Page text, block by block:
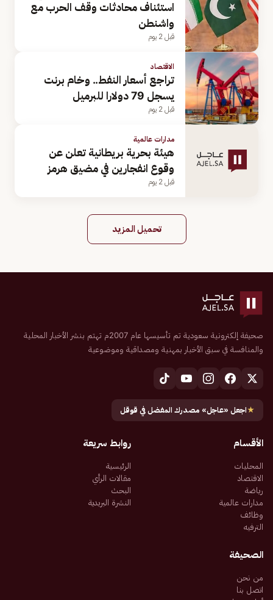
استئناف محادثات وقف الحرب مع
واشنطن
قبل 2 يوم
الاقتصاد
تراجع أسعار النفط.. وخام برنت
يسجل 79 دولارا للبرميل
قبل 2 يوم
مدارات عالمية
هيئة بحرية بريطانية تعلن عن
وقوع انفجارين في مضيق هرمز
قبل 2 يوم
تحميل المزيد
صحيفة إلكترونية سعودية تم تأسيسها عام 2007م تهتم بنشر الأخبار المحلية
والمنافسة في سبق الأخبار بمهنية ومصداقية وموضوعية
★اجعل «عاجل» مصدرك المفضل في قوقل
الأقسام
المحليات
الاقتصاد
رياضة
مدارات عالمية
وظائف
الترفيه
روابط سريعة
الرئيسية
مقالات الرأي
البحث
النشرة البريدية
الصحيفة
من نحن
اتصل بنا